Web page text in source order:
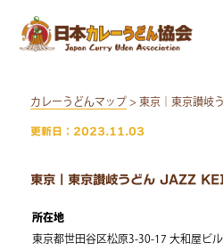
content
カレーうどんマップ> 東京｜東京讃岐う
更新日：2023.11.03
東京｜東京讃岐うどん JAZZ
所在地
東京都世田谷区松原3-30-17 大和屋ビ